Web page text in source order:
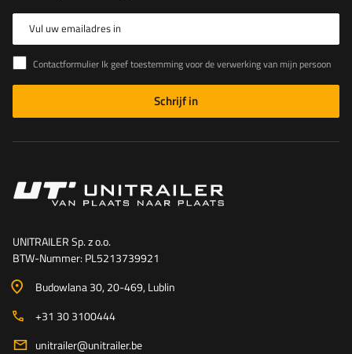
Vul uw emailadres in
Contactformulier Ik geef toestemming voor de verwerking van mijn persoonlijke gegevens in het contactformulier in overeenstemming met de Verordening van het Europees Parlement en de Raad (EU)
Schrijf in
UNITRAILER Sp. z o.o.
BTW-Nummer: PL5213739921
Budowlana 30, 20-469, Lublin
+31 30 3100444
unitrailer@unitrailer.be